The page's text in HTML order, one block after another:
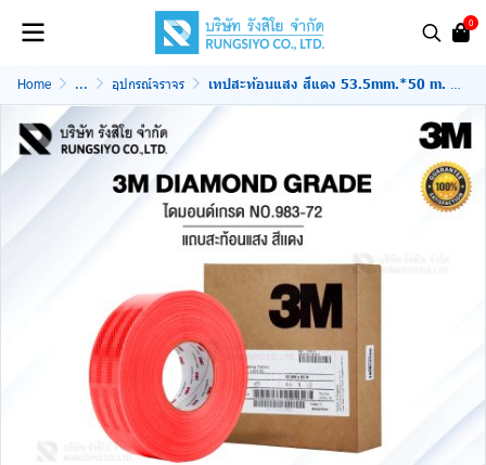
0
Home ... อุปกรณ์จราจร เทปสะท้อนแสง สีแดง 53.5mm.*50 m. 3M